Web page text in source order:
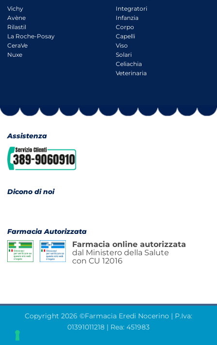
Vichy
Avène
Rilastil
La Roche-Posay
CeraVe
Nuxe
Integratori
Infanzia
Corpo
Capelli
Viso
Solari
Celiachia
Veterinaria
Assistenza
Dicono di noi
Farmacia Autorizzata
Farmacia online autorizzata
dal Ministero della Salute
con CU 12016
Copyright 2026 ©Farmacia Eredi Nocerino | P.Iva:
01391011218 | Rea: 451983